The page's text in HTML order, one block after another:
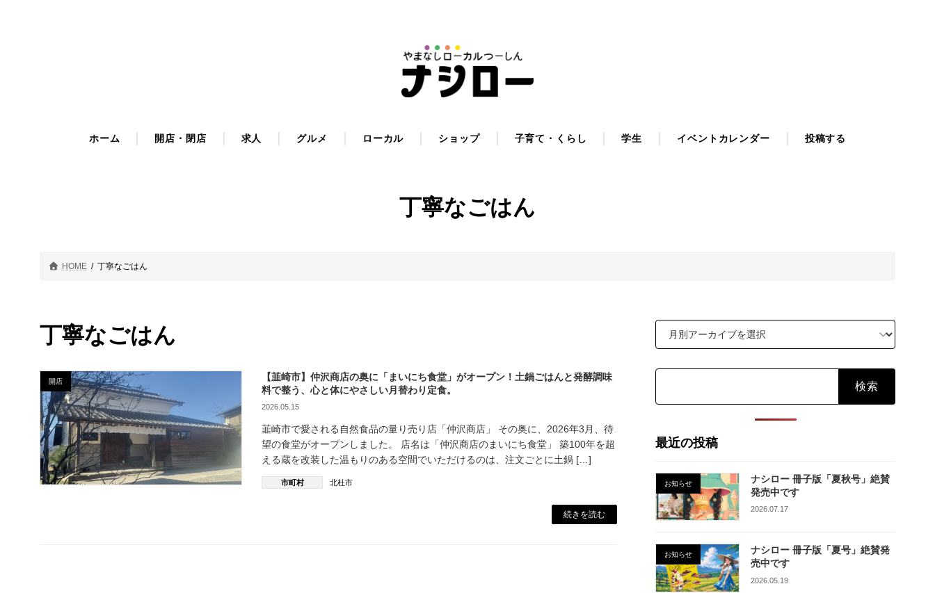
ホーム 開店・閉店 求人 グルメ ローカル ショップ 子育て・くらし 学生 イベントカレンダー 投稿する
丁寧なごはん
HOME 丁寧なごはん
丁寧なごはん
開店
【韮崎市】仲沢商店の奥に「まいにち食堂」がオープン！土鍋ごはんと発酵調味
料で整う、心と体にやさしい月替わり定食。
2026.05.15
韮崎市で愛される自然食品の量り売り店「仲沢商店」 その奥に、2026年3月、待
望の食堂がオープンしました。 店名は「仲沢商店のまいにち食堂」 築100年を超
える蔵を改装した温もりのある空間でいただけるのは、注文ごとに土鍋 […]
市町村 北杜市
続きを読む
最近の投稿
お知らせ
ナシロー 冊子版「夏秋号」絶賛
発売中です
2026.07.17
お知らせ
ナシロー 冊子版「夏号」絶賛発
売中です
2026.05.19